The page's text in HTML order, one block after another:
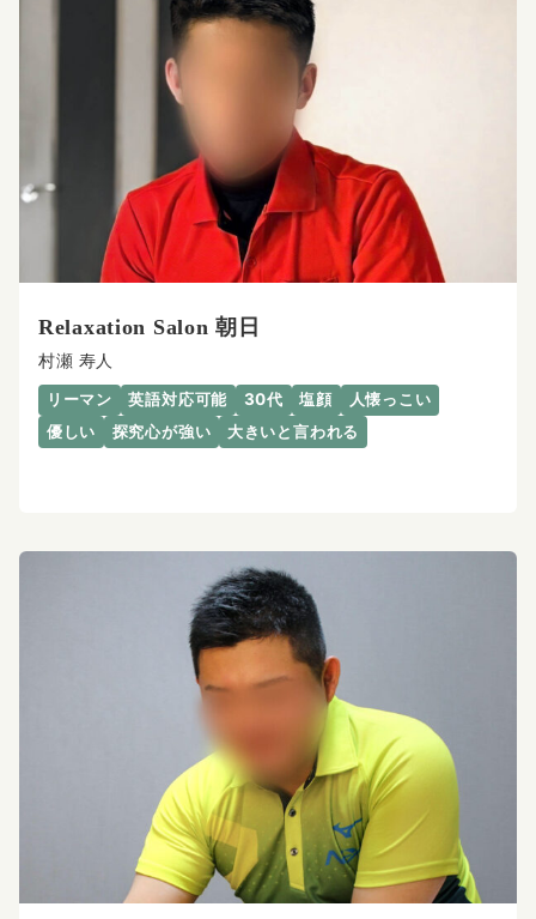
Relaxation Salon 朝日
村瀬 寿人
リーマン 英語対応可能 30代 塩顔
人懐っこい
優しい
探究心が強い 大きいと言われる